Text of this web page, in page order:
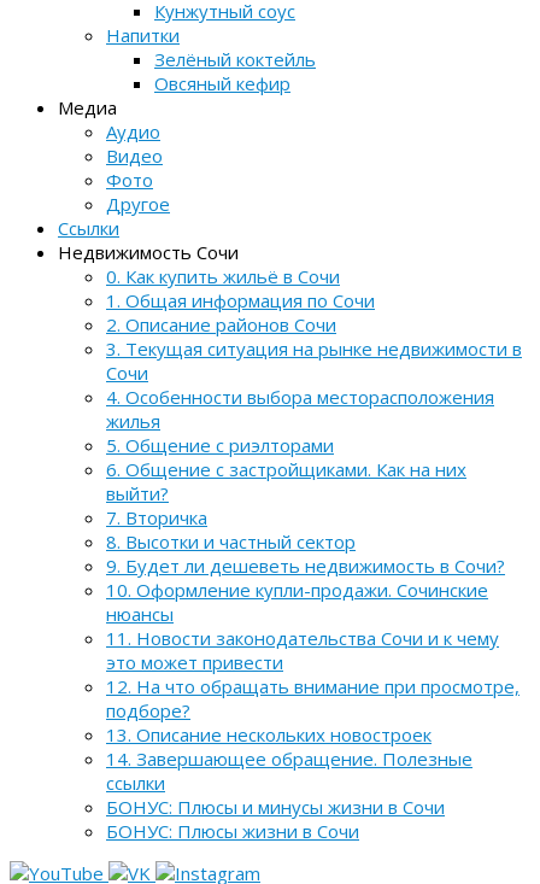
Кунжутный соус
Напитки
Зелёный коктейль
Овсяный кефир
Медиа
Аудио
Видео
Фото
Другое
Ссылки
Недвижимость Сочи
0. Как купить жильё в Сочи
1. Общая информация по Сочи
2. Описание районов Сочи
3. Текущая ситуация на рынке недвижимости в
Сочи
4. Особенности выбора месторасположения
жилья
5. Общение с риэлторами
6. Общение с застройщиками. Как на них
выйти?
7. Вторичка
8. Высотки и частный сектор
9. Будет ли дешеветь недвижимость в Сочи?
10. Оформление купли-продажи. Сочинские
нюансы
11. Новости законодательства Сочи и к чему
это может привести
12. На что обращать внимание при просмотре,
подборе?
13. Описание нескольких новостроек
14. Завершающее обращение. Полезные
ссылки
БОНУС: Плюсы и минусы жизни в Сочи
БОНУС: Плюсы жизни в Сочи